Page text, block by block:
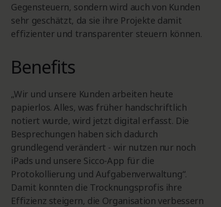
Gegensteuern, sondern wird auch von Kunden
sehr geschätzt, da sie ihre Projekte damit
effizienter und transparenter steuern können.
Benefits
„Wir und unsere Kunden arbeiten heute
papierlos. Alles, was früher handschriftlich
notiert wurde, wird jetzt digital erfasst. Die
Besprechungen haben sich dadurch
grundlegend verändert - wir nutzen nur noch
iPads und unsere Sicco-App für die
Protokollierung und Aufgabenverwaltung“.
Damit konnten die Trocknungsprofis ihre
Effizienz steigern, die Organisation verbessern